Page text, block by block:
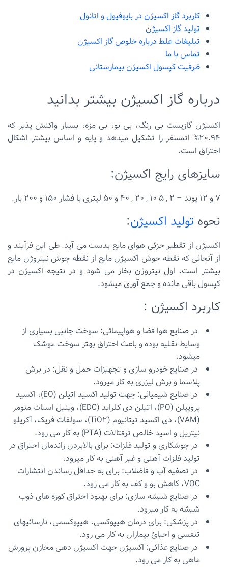
کاربرد گاز اکسیژن در بایوفیول و اتانول
تولید گاز اکسیژن
تبلیغات غلط درباره خلوص گاز اکسیژن
تماس با ما
ظرفیت کپسول اکسیژن بیمارستانی
درباره گاز اکسیژن بیشتر بدانید
اکسیژن گازیست بی رنگ، بی بو، بی مزه، بسیار واکنش پذیر که
20.94% اتمسفر را تشکیل میدهد و پایه و اساس بیشتر اشکال
احتراق است.
سایزهای رایج اکسیژن:
7 و 12 پوند – 2 , 5 10 , 20 , 40 و 50 لیتری با فشار 150 و 200 بار.
نحوه تولید اکسیژن:
اکسیژن از تقطیر جزئی هوای مایع بدست می آید. طی این فرآیند و
از آنجائی که نقطه جوش اکسیژن مایع از نقطه جوش نیتروژن مایع
بیشتر است، اول نیتروژن بخار می شود و در نتیجه اکسیژن در
کپسول باقی مانده و جمع آوری میشود.
کاربرد اکسیژن :
در صنایع هوا فضا و هواپیمائی: سوخت جانبی بسیاری از
وسایط نقلیه بوده و باعث احتراق بهتر سوخت موشک
میشود.
در صنایع خودرو سازی و تجهیزات حمل و نقل: در برش
پلاسما و برش لیزری به کار میرود.
در صنایع شیمیائی: جهت تولید اکسید اتیلن (EO)، اکسید
پروپیلن (PO)، اتیلن دی کلراید (EDC)، وینیل استات منومر
(VAM)، دی اکسید تیتانیوم (TiO2)، سولفات فریک، آکریلو
نیتریل و اسید خالص ترفتالات (PTA) به کار می رود.
در جوشکاری و تولید فلزات: برای بالابردن راندمان احتراق در
تولید فلزات آهنی و غیر آهنی به کار میرود.
در تصفیه آب و فاضلاب: برای به حداقل رساندن انتشارات
VOC، کاهش بو و کف به کار می رود.
در صنایع شیشه سازی: برای بهبود احتراق کوره های ذوب
شیشه به کار میرود.
در پزشکی: براى درمان هیپوکسی، هیپوکسمی، نارسائیهای
تنفسی و احیائ بیماران به کار می رود.
در صنایع غذائی: اکسیژن جهت اکسیژن دهی مخازن پرورش
ماهی به کار می رود.